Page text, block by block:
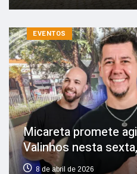
EVENTOS
Micareta promete
Valinhos nesta
8 de abril de 2026